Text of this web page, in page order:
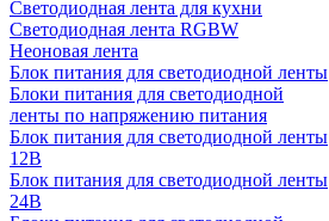
Светодиодная лента для кухни
Светодиодная лента RGBW
Неоновая лента
Блок питания для светодиодной ленты
Блоки питания для светодиодной
ленты по напряжению питания
Блок питания для светодиодной ленты
12В
Блок питания для светодиодной ленты
24В